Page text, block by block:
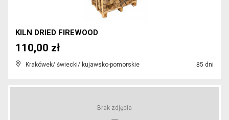
KILN DRIED FIREWOOD
Krakówek/ świecki/ kujawsko-pomorskie 85 dni
110,00 zł
Brak zdjęcia